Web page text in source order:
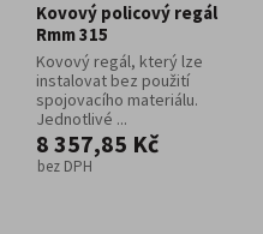
Kovový policový regál
Rmm 315
Kovový regál, který lze
instalovat bez použití
spojovacího materiálu.
Jednotlivé ...
8 357,85 Kč
bez DPH